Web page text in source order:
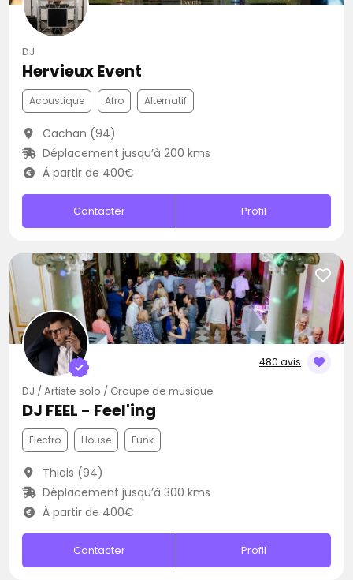
DJ
Hervieux Event
Acoustique Afro Alternatif
Cachan (94)
Déplacement jusqu’à 200 kms
À partir de 400€
Contacter Profil
480 avis
DJ / Artiste solo / Groupe de musique
DJ FEEL - Feel'ing
Electro House Funk
Thiais (94)
Déplacement jusqu’à 300 kms
À partir de 400€
Contacter Profil